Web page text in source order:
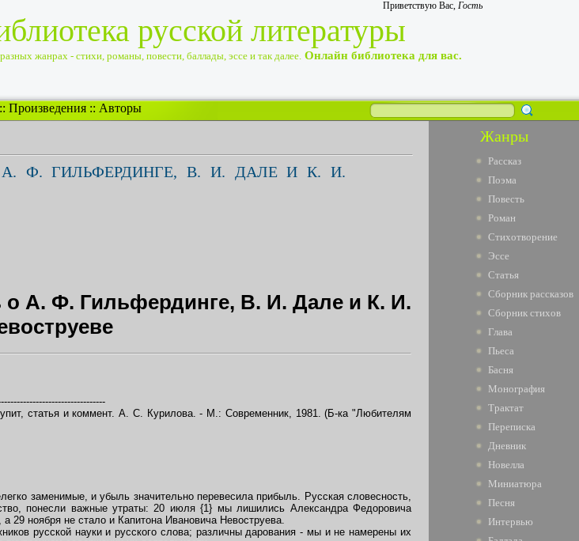
Приветствую Вас, Гость
русской литературы
жанрах - стихи, романы, повести, баллады, эссе и так далее. Онлайн библиотека для вас.
:: Произведения :: Авторы
Ф. ГИЛЬФЕРДИНГЕ, В. И. ДАЛЕ И К. И.
о А. Ф. Гильфердинге, В. И. Дале и К. И.
статья и коммент. А. С. Курилова. - М.: Современник, 1981. (Б-ка "Любителям
заменимые, и убыль значительно перевесила прибыль. Русская словесность,
понесли важные утраты: 20 июля {1} мы лишились Александра Федоровича
29 ноября не стало и Капитона Ивановича Невоструева.
русской науки и русского слова; различны дарования - мы и не намерены их
Жанры
Рассказ
Поэма
Повесть
Роман
Стихотворение
Эссе
Статья
Сборник рассказов
Сборник стихов
Глава
Пьеса
Басня
Монография
Трактат
Переписка
Дневник
Новелла
Миниатюра
Песня
Интервью